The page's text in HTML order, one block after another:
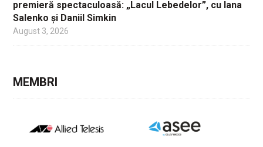
premieră spectaculoasă: „Lacul Lebedelor”, cu Iana
Salenko și Daniil Simkin
August 3, 2026
MEMBRI